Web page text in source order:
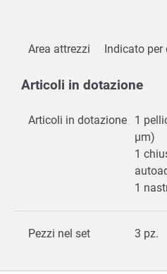
Area attrezzi Indicato per
Articoli in dotazione
Articoli in dotazione
1
µm)
1
1
Pezzi nel set 3 pz.